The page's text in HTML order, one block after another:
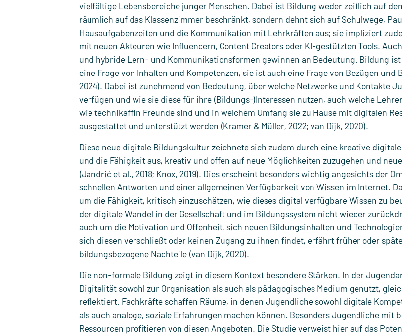
vielfältige Lebensbereiche junger Menschen. Dabei ist Bildung weder zeitlich auf
räumlich auf das Klassenzimmer beschränkt, sondern dehnt sich auf Schulwege,
Hausaufgabenzeiten und die Kommunikation mit Lehrkräften aus; sie impliziert
mit neuen Akteuren wie Influencern, Content Creators oder KI-gestützten Tools.
und hybride Lern- und Kommunikationsformen gewinnen an Bedeutung. Bildung
eine Frage von Inhalten und Kompetenzen, sie ist auch eine Frage von Bezügen und
2024). Dabei ist zunehmend von Bedeutung, über welche Netzwerke und Kontakte
verfügen und wie sie diese für ihre (Bildungs-)Interessen nutzen, auch welche
wie technikaffin Freunde sind und in welchem Umfang sie zu Hause mit digitalen
ausgestattet und unterstützt werden (Kramer & Müller, 2022; van Dijk, 2020).
Diese neue digitale Bildungskultur zeichnete sich zudem durch eine kreative
und die Fähigkeit aus, kreativ und offen auf neue Möglichkeiten zuzugehen und
(Jandrić et al., 2018; Knox, 2019). Dies erscheint besonders wichtig angesichts der
schnellen Antworten und einer allgemeinen Verfügbarkeit von Wissen im Internet.
um die Fähigkeit, kritisch einzuschätzen, wie dieses digital verfügbare Wissen zu
der digitale Wandel in der Gesellschaft und im Bildungssystem nicht wieder
auch um die Motivation und Offenheit, sich neuen Bildungsinhalten und
sich diesen verschließt oder keinen Zugang zu ihnen findet, erfährt früher oder
bildungsbezogene Nachteile (van Dijk, 2020).
Die non-formale Bildung zeigt in diesem Kontext besondere Stärken. In der
Digitalität sowohl zur Organisation als auch als pädagogisches Medium genutzt,
reflektiert. Fachkräfte schaffen Räume, in denen Jugendliche sowohl digitale
als auch analoge, soziale Erfahrungen machen können. Besonders Jugendliche mit
Ressourcen profitieren von diesen Angeboten. Die Studie verweist hier auf das